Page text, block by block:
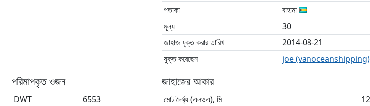
পতাকা
বাহামা
মূল্য
30
জাহাজ যুক্ত করার তারিখ
2014-08-21
যুক্ত করেছেন
joe (vanoceanshipping)
পরিমাপকৃত ওজন
DWT 6553
জাহাজের আকার
মোট দৈর্ঘ্য (এলওএ), মি